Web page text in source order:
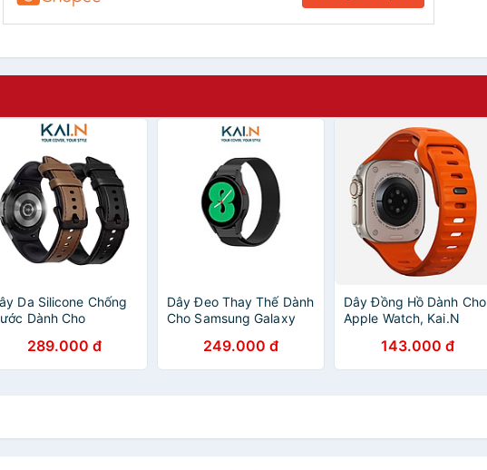
Da Silicone Chống
Dành Cho
Galaxy Watch 5/
5 Pro, Kai.N
289.000 đ
Dây Đeo Thay Thế Dành
Cho Samsung Galaxy
5, Kai.N Universal
Milanese - Hàng Chính
249.000 đ
Dây Đồng Hồ Dành Cho
Apple Watch, Kai.N
CHÍNH HÃNG
143.000 đ